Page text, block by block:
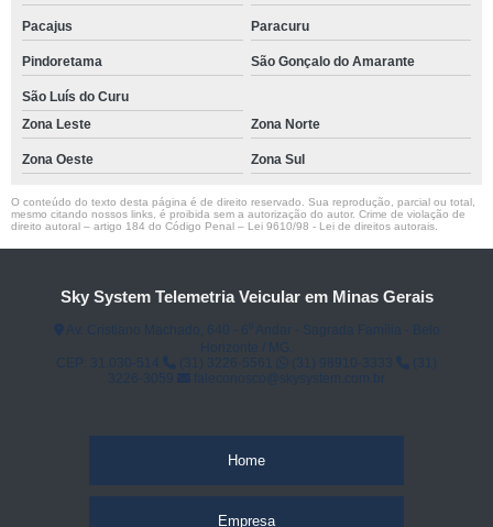
Pacajus Paracuru
Pindoretama São Gonçalo do Amarante
São Luís do Curu
Zona Leste
Zona Norte
Zona Oeste Zona Sul
O conteúdo do texto desta página é de direito reservado. Sua reprodução, parcial ou total,
mesmo citando nossos links, é proibida sem a autorização do autor. Crime de violação de
direito autoral – artigo 184 do Código Penal – Lei 9610/98 - Lei de direitos autorais
Sky System Telemetria Veicular em Minas Gerais
Home
Empresa